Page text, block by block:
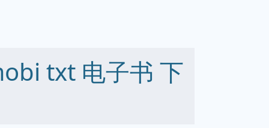
txt 电子书 下